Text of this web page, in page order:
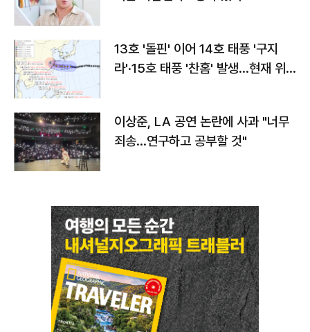
13호 '돌핀' 이어 14호 태풍 '구지
라'·15호 태풍 '찬홈' 발생…현재 위
이상준, LA 공연 논란에 사과 "너무
죄송…연구하고 공부할 것"